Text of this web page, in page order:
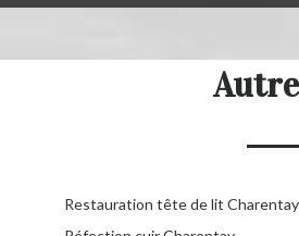
Restauration tête de lit Charentay